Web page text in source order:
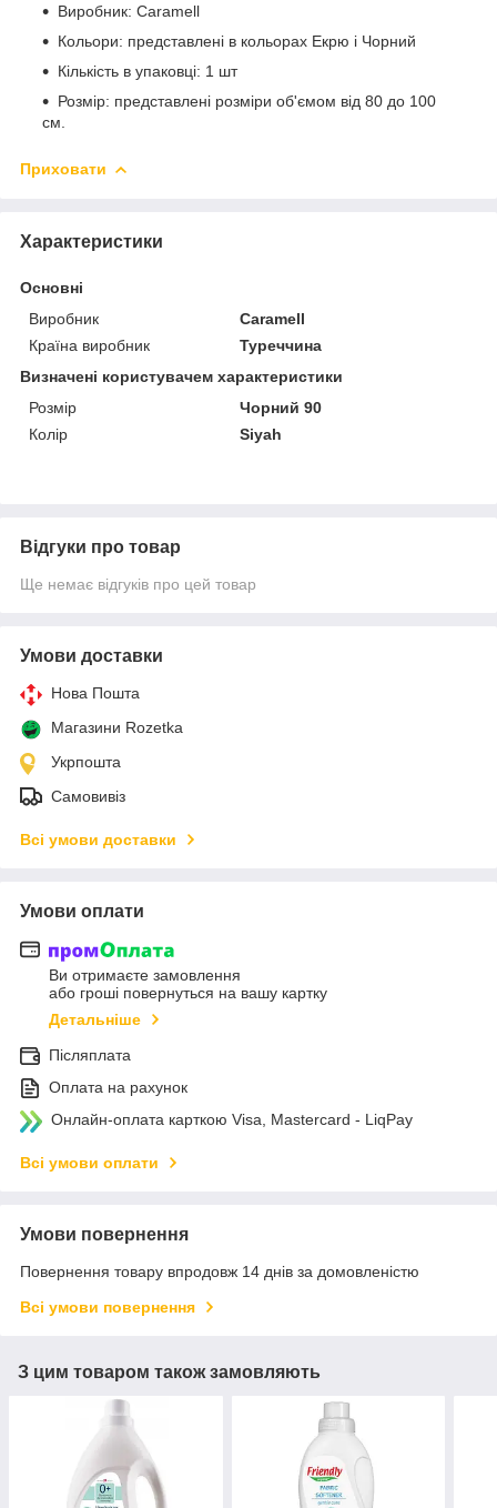
Виробник: Caramell
Кольори: представлені в кольорах Екрю і Чорний
Кількість в упаковці: 1 шт
Розмір: представлені розміри об'ємом від 80 до 100
см.
Приховати
Характеристики
Основні
Виробник
Caramell
Країна виробник
Туреччина
Визначені користувачем характеристики
Розмір
Чорний 90
Колір
Siyah
Відгуки про товар
Ще немає відгуків про цей товар
Умови доставки
Нова Пошта
Магазини Rozetka
Укрпошта
Самовивіз
Всі умови доставки
Умови оплати
Ви отримаєте замовлення
або гроші повернуться на вашу картку
Детальніше
Післяплата
Оплата на рахунок
Онлайн-оплата карткою Visa, Mastercard - LiqPay
Всі умови оплати
Умови повернення
Повернення товару впродовж 14 днів за домовленістю
Всі умови повернення
З цим товаром також замовляють